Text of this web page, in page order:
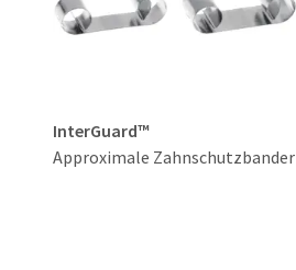
InterGuard™
Approximale Zahnschutzbander